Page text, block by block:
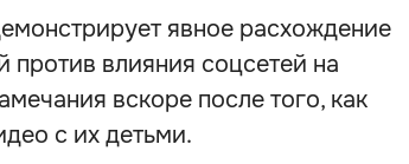
явное расхождение
против влияния соцсетей на
вскоре после того, как
с их детьми.